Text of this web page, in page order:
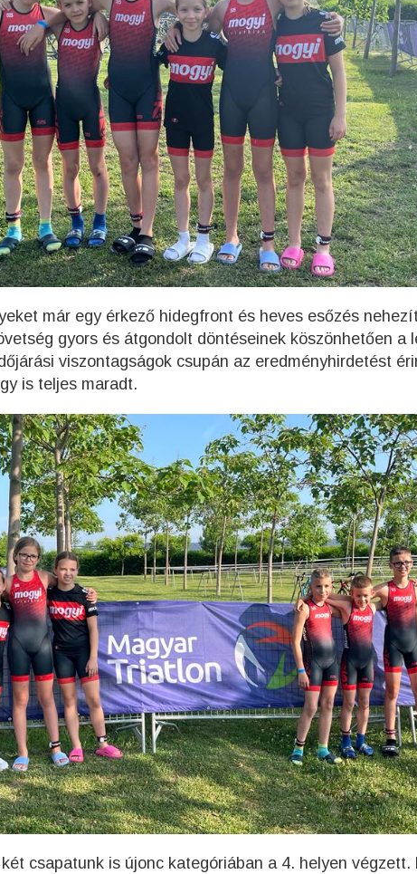
már egy érkező hidegfront és heves esőzés
gyors és átgondolt döntéseinek köszönhetően a
viszontagságok csupán az eredményhirdetést
is teljes maradt.
csapatunk is újonc kategóriában a 4. helyen végzett.